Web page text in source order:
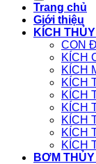
Trang chủ
Giới thiệu
KÍCH
CON
KÍCH
KÍCH
KÍCH
KÍCH
KÍCH
KÍCH
KÍCH
KÍCH
BƠM